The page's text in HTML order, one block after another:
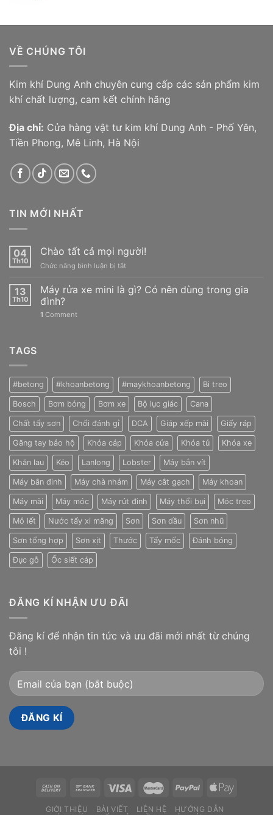
45,000₫
VỀ CHÚNG TÔI
Kim khí Dung Anh chuyên cung cấp các sản phẩm kim
khí chất lượng, cam kết chính hãng
Địa chỉ: Cửa hàng vật tư kim khí Dung Anh - Phố Yên,
Tiền Phong, Mê Linh, Hà Nội
TIN MỚI NHẤT
04
Th10
Chào tất cả mọi người!
Chức năng bình luận bị tắtở
cả
13
Th10
Máy rửa xe mini là gì? Có nên dùng trong gia
đình?
1 Comment
TAGS
#betong #khoanbetong #maykhoanbetong Bi treo
Bosch Bơm bóng Bơm xe Bộ lục giác Cana
Chất tẩy sơn Chổi đánh gỉ DCA Giáp xếp mài Giấy ráp
Găng tay bảo hộ Khóa cáp Khóa cửa Khóa tủ Khóa xe
Khăn lau Kéo Lanlong Lobster Máy bắn vít
Máy bắn đinh Máy chà nhám Máy cắt gạch Máy khoan
Máy mài Máy móc Máy rút đinh Máy thổi bụi Móc treo
Mỏ lết Nước tẩy xi măng Sơn Sơn dầu Sơn nhũ
Sơn tổng hợp Sơn xịt Thước Tẩy mốc Đánh bóng
Đục gỗ Ốc siết cáp
ĐĂNG KÍ NHẬN ƯU ĐÃI
Đăng kí để nhận tin tức và ưu đãi mới nhất từ chúng
tôi !
GIỚI THIỆU BÀI VIẾT LIÊN HỆ
HƯỚNG DẪN